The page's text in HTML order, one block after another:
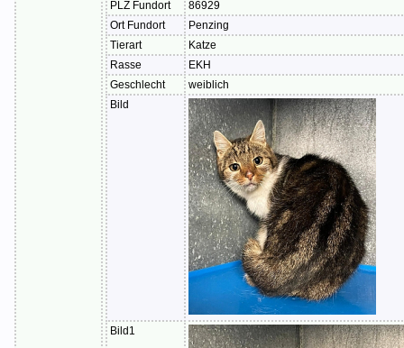
PLZ Fundort
86929
Ort Fundort
Penzing
Tierart
Katze
Rasse
EKH
Geschlecht
weiblich
Bild
Bild1